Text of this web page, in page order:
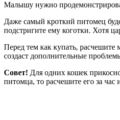
Малышу нужно
Даже самый кроткий питомец
подстригите ему коготки. Хотя
Перед тем как купать,
создаст дополнительные
Совет! Для одних кошек
питомца, то расчешите его за час